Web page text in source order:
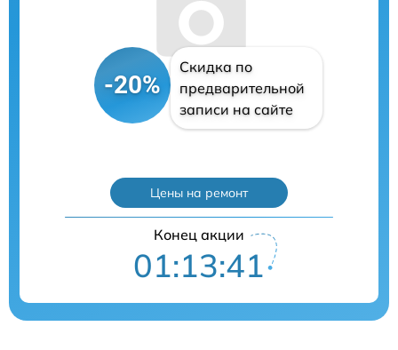
-20%
Скидка по
предварительной
записи на сайте
Цены на ремонт
Конец акции
01:13:40